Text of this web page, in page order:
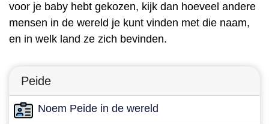
voor je baby hebt gekozen, kijk dan hoeveel andere
mensen in de wereld je kunt vinden met die naam,
en in welk land ze zich bevinden.
Peide
Noem Peide in de wereld